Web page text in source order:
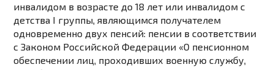
инвалидом в возрасте до 18 лет или инвалидом с
детства I группы, являющимся получателем
одновременно двух пенсий: пенсии в соответствии
сЗаконом Российской Федерации «О пенсионном
обеспечении лиц, проходивших военную службу,